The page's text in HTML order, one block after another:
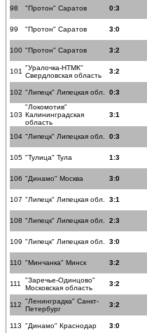
98 "Протон" Саратов 0:3
99 "Протон" Саратов 3:0
100 "Протон" Саратов 3:2
101 "Уралочка-НТМК"
Свердловская область
3:2
102 "Липецк" Липецкая обл. 0:3
103
"Локомотив"
Калининградская
область
3:1
104 "Липецк" Липецкая обл. 0:3
105 "Тулица" Тула 1:3
106 "Динамо" Москва 3:0
107 "Липецк" Липецкая обл. 3:1
108 "Липецк" Липецкая обл. 2:3
109 "Липецк" Липецкая обл. 3:0
110 "Минчанка" Минск 3:2
111
"Заречье-Одинцово"
Московская область
3:2
112 "Ленинградка" Санкт-
Петербург
3:2
113 "Динамо" Краснодар 3:0